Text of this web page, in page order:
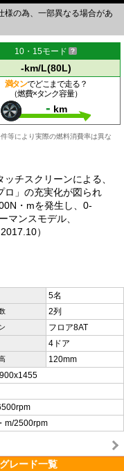
様の為、一部異なる場合があ
10・15モード
-km/L(80L)
満タンでどこまで走る？
（燃費×タンク容量）
- km
等により実際の燃料消費率は異な
チスクリーンによる、
ロ」の充実化が図られ
・mを発生し、0-
マンスモデル、
）
5名
2列
フロア8AT
4ドア
120mm
m/2500rpm
レード一覧